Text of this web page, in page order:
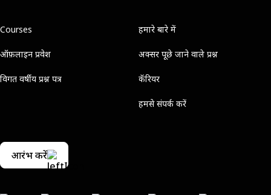
Courses
ऑफ़लाइन प्रवेश
विगत वर्षीय प्रश्न पत्र
हमारे बारे में
अक्सर पूछे जाने वाले प्रश्न
कॅरियर
हमसे संपर्क करें
आरंभ करें